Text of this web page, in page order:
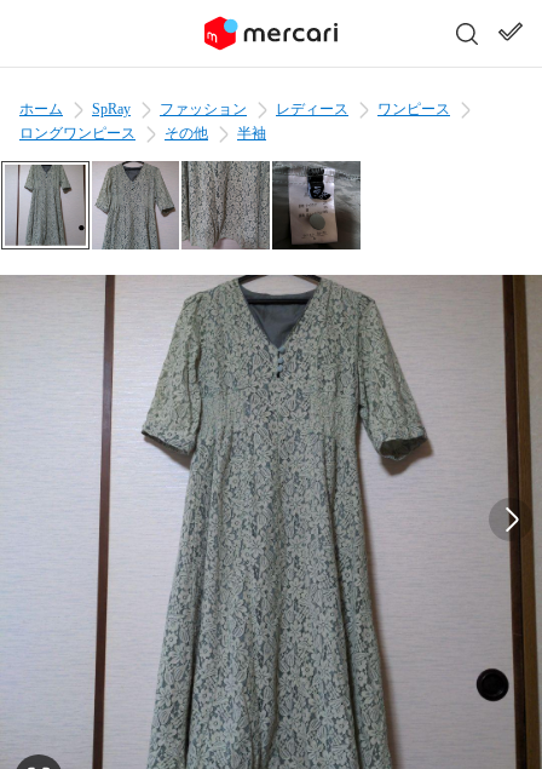
ホーム SpRay ファッション レディース
ワンピース
ロングワンピース
その他 半袖